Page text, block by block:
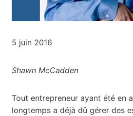
5 juin 2016
Shawn McCadden
Tout entrepreneur ayant été en
longtemps a déjà dû gérer des